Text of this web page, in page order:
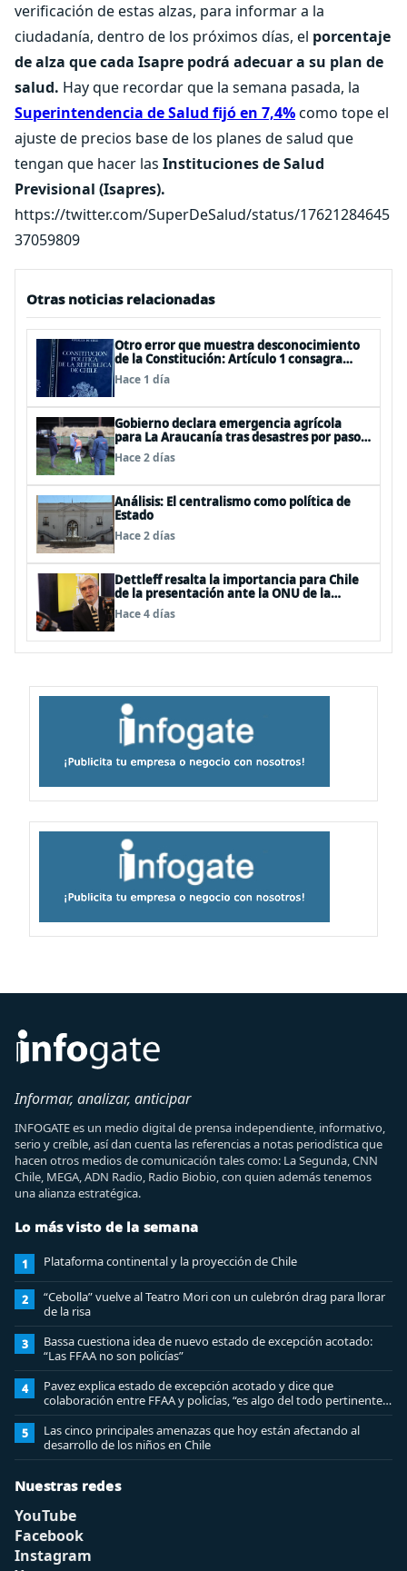
verificación de estas alzas, para informar a la
ciudadanía, dentro de los próximos días, el porcentaje
de alza que cada Isapre podrá adecuar a su plan de
salud. Hay que recordar que la semana pasada, la
Superintendencia de Salud fijó en 7,4%como tope el
ajuste de precios base de los planes de salud que
tengan que hacer las Instituciones de Salud
Previsional (Isapres).
https://twitter.com/SuperDeSalud/status/17621284645
37059809
Otras noticias relacionadas
Otro error que muestra desconocimiento
de la Constitución: Artículo 1 consagra
resguardar la seguridad nacional y
proteger a los ciudadanos
Hace 1 día
Gobierno declara emergencia agrícola
para La Araucanía tras desastres por pasos
de sistemas frontales
Hace 2 días
Análisis: El centralismo como política de
Estado
Hace 2 días
Dettleff resalta la importancia para Chile
de la presentación ante la ONU de la
Plataforma Continental Extendida del
Archipiélago Juan Fernández
Hace 4 días
Informar, analizar, anticipar
INFOGATE es un medio digital de prensa independiente, informativo,
serio y creíble, así dan cuenta las referencias a notas periodística que
hacen otros medios de comunicación tales como: La Segunda, CNN
Chile, MEGA, ADN Radio, Radio Biobio, con quien además tenemos
una alianza estratégica.
Lo más visto de la semana
1 Plataforma continental y la proyección de Chile
2
“Cebolla” vuelve al Teatro Mori con un culebrón drag para llorar
de la risa
3
Bassa cuestiona idea de nuevo estado de excepción acotado:
“Las FFAA no son policías”
4
Pavez explica estado de excepción acotado y dice que
colaboración entre FFAA y policías, “es algo del todo pertinente
analizar”
5
Las cinco principales amenazas que hoy están afectando al
desarrollo de los niños en Chile
Nuestras redes
YouTube
Facebook
Instagram